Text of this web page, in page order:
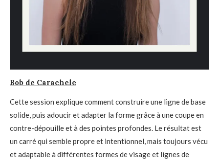
Bob de Carachele
Cette session explique comment construire une ligne de base
solide, puis adoucir et adapter la forme grâce à une coupe en
contre-dépouille et à des pointes profondes. Le résultat est
un carré qui semble propre et intentionnel, mais toujours vécu
et adaptable à différentes formes de visage et lignes de